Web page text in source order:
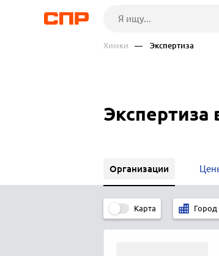
Химки — Экспертиза
Экспертиза
Организации
Карта Город